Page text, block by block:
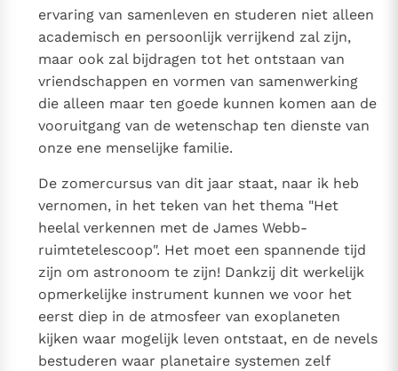
Gods Koninkrijk groeit stilletjes door liefde, niet door
De mystiek. De mystieke verschijnselen en de
heiligheid
Berichten
Het Vaticaan publiceert een nieuwe Latijnse uitgave
van het Romeins martyrologium
Vaticaanse financiële waakhond verliest autonomie
Paus spreekt het Wereldvoedselprogramma toe
Paus Leo XIV in Pavia: "De stad is zowel een gave als
een taak"
Paus in Pavia: St. Augustinus toont ons de noodzaak om
"naar het innerlijk" toe te keren.
RK Documenten stelt heel veel belangrijke
kerkelijke documenten van de Rooms
Katholieke Kerk in het Nederlands beschikbaar
en is volledig afhankelijk van donaties.
ervaring van samenleven en studeren niet alleen
academisch en persoonlijk verrijkend zal zijn,
maar ook zal bijdragen tot het ontstaan van
vriendschappen en vormen van samenwerking
die alleen maar ten goede kunnen komen aan de
vooruitgang van de wetenschap ten dienste van
onze ene menselijke familie.
De zomercursus van dit jaar staat, naar ik heb
vernomen, in het teken van het thema "Het
heelal verkennen met de James Webb-
ruimtetelescoop". Het moet een spannende tijd
zijn om astronoom te zijn! Dankzij dit werkelijk
opmerkelijke instrument kunnen we voor het
eerst diep in de atmosfeer van exoplaneten
kijken waar mogelijk leven ontstaat, en de nevels
bestuderen waar planetaire systemen zelf